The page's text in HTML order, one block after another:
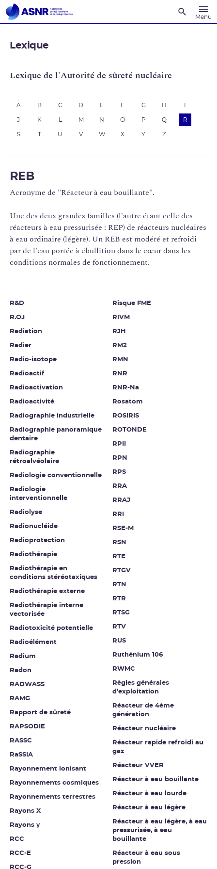
Menu
Lexique
Lexique de l'Autorité de sûreté nucléaire
A B C D E F G H
J K M N O P Q R
S U V W X Y Z
REB
Acronyme de "Réacteur à eau bouillante".
Une des deux grandes familles (l'autre étant celle des
réacteurs à eau pressurisée : REP) de réacteurs nucléaires
à eau ordinaire (légère). Un REB est modéré et refroidi
par de l'eau portée à ébullition dans le cœur dans les
conditions normales de fonctionnement.
R&D
R.O.I
Radiation
Radier
Radio-isotope
Radioactif
Radioactivation
Radioactivité
Radiographie industrielle
Radiographie panoramique
dentaire
Radiographie
rétroalvéolaire
Radiologie conventionnelle
Radiologie
interventionnelle
Radiolyse
Radionucléide
Radioprotection
Radiothérapie
Radiothérapie en
conditions stéréotaxiques
Radiothérapie externe
Radiothérapie interne
vectorisée
Radiotoxicité potentielle
Radioélément
Radium
Radon
RADWASS
RAMG
Rapport de sûreté
RAPSODIE
RASSC
RaSSIA
Rayonnement ionisant
Rayonnements cosmiques
Rayonnements terrestres
Rayons X
Rayons γ
RCC
RCC-E
RCC-G
Risque FME
RIVM
RJH
RM2
RMN
RNR
RNR-Na
Rosatom
ROSIRIS
ROTONDE
RPII
RPN
RPS
RRA
RRAJ
RRI
RSE-M
RSN
RTE
RTGV
RTN
RTR
RTSG
RTV
RUS
Ruthénium 106
RWMC
Règles générales
d’exploitation
Réacteur de 4ème
génération
Réacteur nucléaire
Réacteur rapide refroidi au
gaz
Réacteur VVER
Réacteur à eau bouillante
Réacteur à eau lourde
Réacteur à eau légère
Réacteur à eau légère, à eau
pressurisée, à eau
bouillante
Réacteur à eau sous
pression